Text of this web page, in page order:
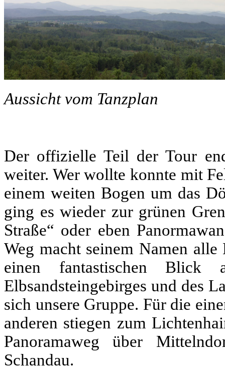
Aussicht vom Tanzplan
Der offizielle Teil der Tour
weiter. Wer wollte konnte mit
einem weiten Bogen um das
ging es wieder zur grünen
Straße“ oder eben
Weg macht seinem Namen
einen fantastischen
Elbsandsteingebirges und des
sich unsere Gruppe. Für die
anderen stiegen zum
Panoramaweg über
Schandau.